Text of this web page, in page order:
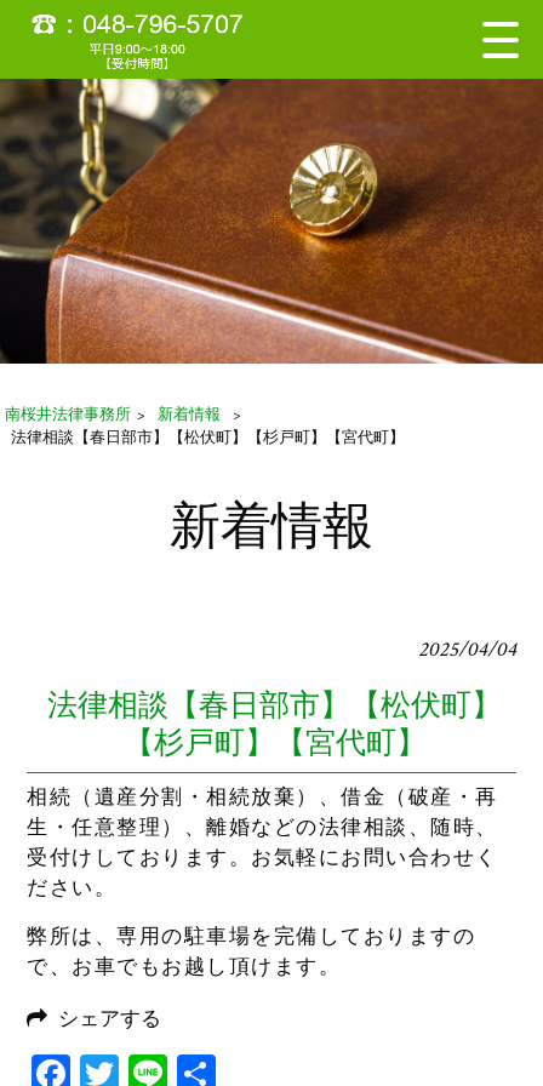
南桜井法律事務所 > 新着情報
>
法律相談【春日部市】【松伏町】【杉戸町】【宮代町】
新着情報
2025/04/04
法律相談【春日部市】【松伏町】
【杉戸町】【宮代町】
相続（遺産分割・相続放棄）、借金（破産・再
生・任意整理）、離婚などの法律相談、随時、
受付けしております。お気軽にお問い合わせく
ださい。
弊所は、専用の駐車場を完備しておりますの
で、お車でもお越し頂けます。
シェアする
Facebook
Twitter
Line